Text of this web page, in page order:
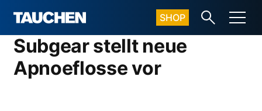
SHOP
Subgear stellt neue
Apnoeflosse vor